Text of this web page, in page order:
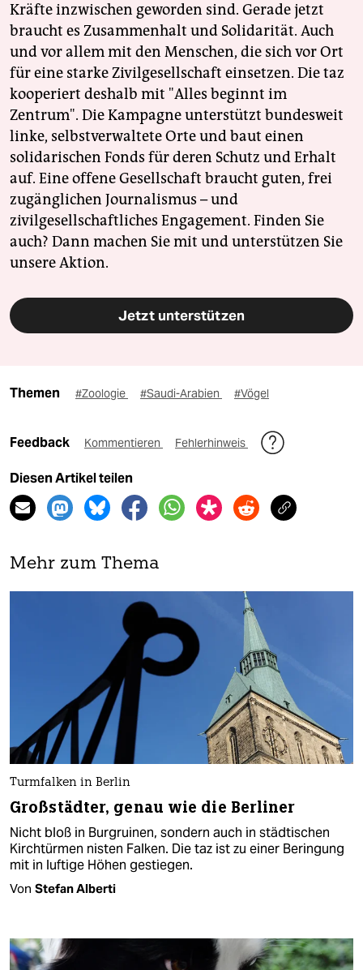
Kräfte inzwischen geworden sind. Gerade jetzt
braucht es Zusammenhalt und Solidarität. Auch
und vor allem mit den Menschen, die sich vor Ort
für eine starke Zivilgesellschaft einsetzen. Die taz
kooperiert deshalb mit "Alles beginnt im
Zentrum". Die Kampagne unterstützt bundesweit
linke, selbstverwaltete Orte und baut einen
solidarischen Fonds für deren Schutz und Erhalt
auf. Eine offene Gesellschaft braucht guten, frei
zugänglichen Journalismus – und
zivilgesellschaftliches Engagement. Finden Sie
auch? Dann machen Sie mit und unterstützen Sie
unsere Aktion.
Jetzt unterstützen
Themen #Zoologie #Saudi-Arabien #Vögel
Feedback Kommentieren Fehlerhinweis
Diesen Artikel teilen
Mehr zum Thema
Turmfalken in Berlin
Großstädter, genau wie die Berliner
Nicht bloß in Burgruinen, sondern auch in städtischen
Kirchtürmen nisten Falken. Die taz ist zu einer Beringung
mit in luftige Höhen gestiegen.
Von Stefan Alberti